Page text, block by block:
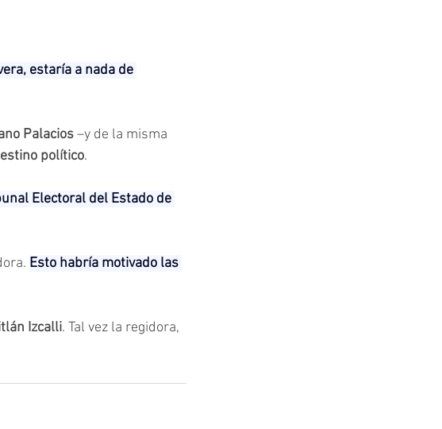
estaría a nada de
Palacios –y de la misma
político.
Electoral del Estado de
Esto habría motivado las
Izcalli. Tal vez la regidora,